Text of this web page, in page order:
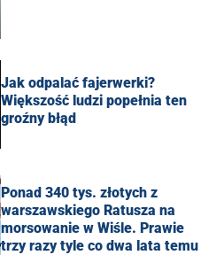
Jak odpalać fajerwerki?
Większość ludzi popełnia ten
groźny błąd
Ponad 340 tys. złotych z
warszawskiego Ratusza na
morsowanie w Wiśle. Prawie
trzy razy tyle co dwa lata temu